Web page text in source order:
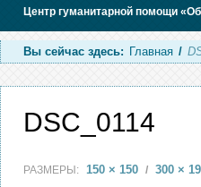
Центр гуманитарной помощи
Вы сейчас здесь: Главная /
DSC_0114
РАЗМЕРЫ: 150 × 150 / 300 ×